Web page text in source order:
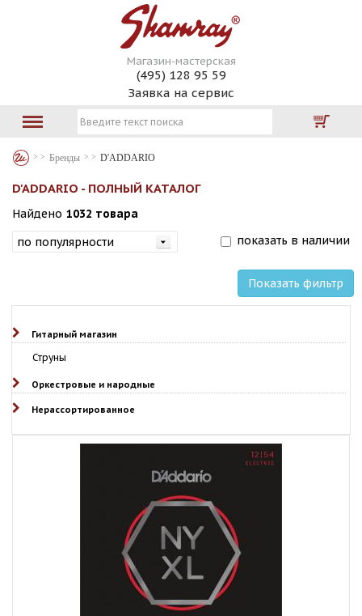
Магазин-мастерская
(495) 128 95 59
Заявка на сервис
Бренды D'ADDARIO
D'ADDARIO - ПОЛНЫЙ КАТАЛОГ
Найдено 1032 товара
показать в наличии
Показать фильтр
Гитарный магазин
Струны
Оркестровые и народные
Нерассортированное